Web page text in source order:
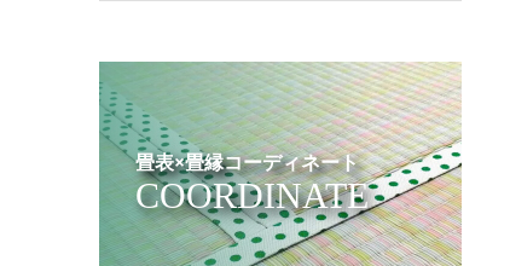
畳表×畳縁コーディネート
COORDINATE